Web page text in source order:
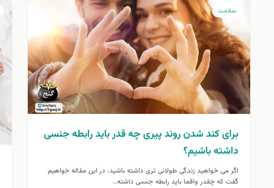
سلامت
برای کند شدن روند پیری چه قدر باید رابطه جنسی
داشته باشیم؟
اگر می خواهید زندگی طولانی تری داشته باشید، در این مقاله خواهیم
گفت که چقدر واقعا باید رابطه جنسی داشته...